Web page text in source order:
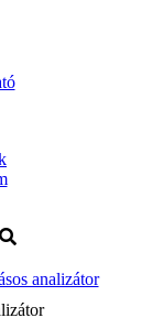
analizátor